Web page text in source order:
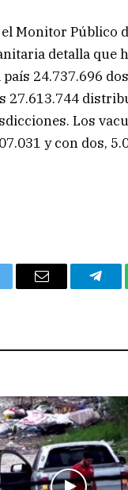
Monitor Público
detalla que
24.737.696
27.613.744
Los
y con dos,
Email